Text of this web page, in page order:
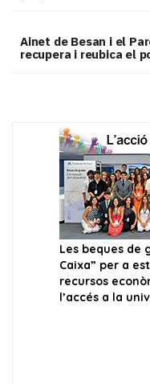
Ainet de Besan i el
recupera i reubica el